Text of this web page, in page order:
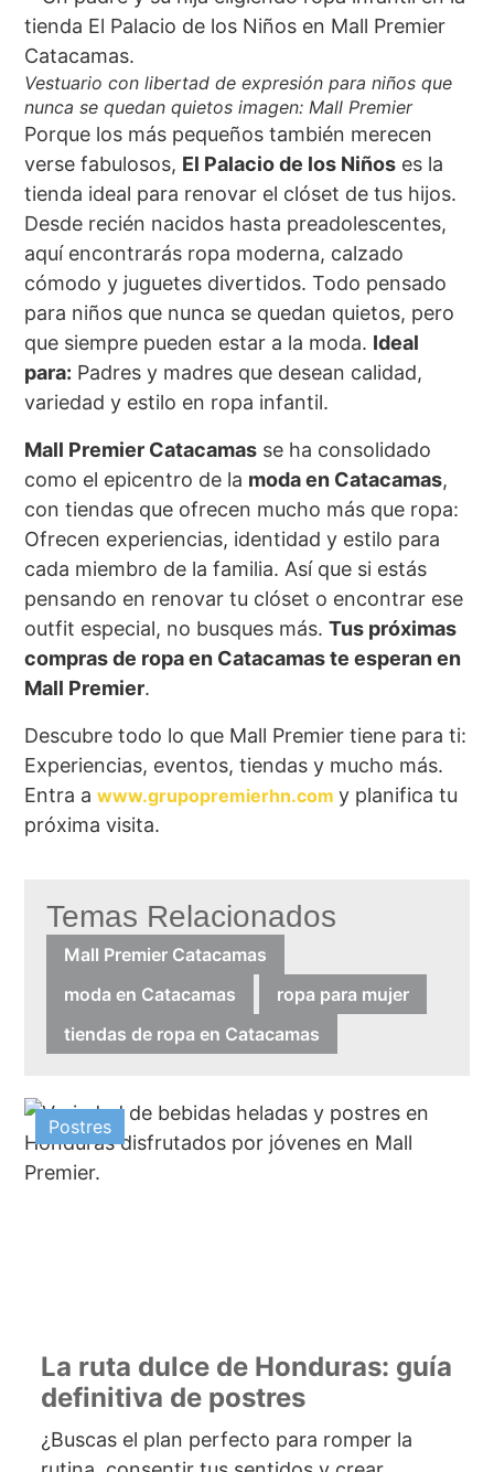
Vestuario con libertad de expresión para niños que
nunca se quedan quietos imagen: Mall Premier
Porque los más pequeños también merecen
verse fabulosos, El Palacio de los Niños es la
tienda ideal para renovar el clóset de tus hijos.
Desde recién nacidos hasta preadolescentes,
aquí encontrarás ropa moderna, calzado
cómodo y juguetes divertidos. Todo pensado
para niños que nunca se quedan quietos, pero
que siempre pueden estar a la moda. Ideal
para: Padres y madres que desean calidad,
variedad y estilo en ropa infantil.
Mall Premier Catacamas se ha consolidado
como el epicentro de la moda en Catacamas,
con tiendas que ofrecen mucho más que ropa:
Ofrecen experiencias, identidad y estilo para
cada miembro de la familia. Así que si estás
pensando en renovar tu clóset o encontrar ese
outfit especial, no busques más.Tus próximas
compras de ropa en Catacamas te esperan en
Mall Premier.
Descubre todo lo que Mall Premier tiene para ti:
Experiencias, eventos, tiendas y mucho más.
Entra awww.grupopremierhn.comy planifica tu
próxima visita.
Temas Relacionados
Mall Premier Catacamas
moda en Catacamas
ropa para mujer
tiendas de ropa en Catacamas
Postres
La ruta dulce de Honduras: guía
definitiva de postres
¿Buscas el plan perfecto para romper la